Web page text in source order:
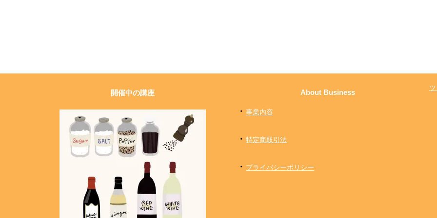
開催中の講座 About Business
・ 事業内容
・ 特定商取引法
・ プライバシーポリシー